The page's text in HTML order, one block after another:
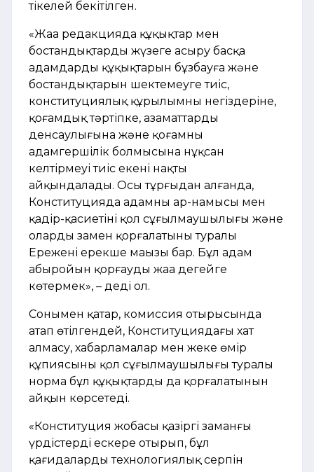
тікелей бекітілген.
«Жаңа редакцияда құқықтар мен
бостандықтарды жүзеге асыру басқа
адамдардың құқықтарын бұзбауға және
бостандықтарын шектемеуге тиіс,
конституциялық құрылымның негіздеріне,
қоғамдық тәртіпке, азаматтардың
денсаулығына және қоғамның
адамгершілік болмысына нұқсан
келтірмеуі тиіс екені нақты
айқындалады. Осы тұрғыдан алғанда,
Конституцияда адамның ар-намысы мен
қадір-қасиетінің қол сұғылмаушылығы және
олардың заңмен қорғалатыны туралы
Ереженің ерекше маңызы бар. Бұл адам
абыройын қорғауды жаңа деңгейге
көтермек», – деді ол.
Сонымен қатар, комиссия отырысында
атап өтілгендей, Конституциядағы хат
алмасу, хабарламалар мен жеке өмір
құпиясының қол сұғылмаушылығы туралы
норма бұл құқықтардың да қорғалатынын
айқын көрсетеді.
«Конституция жобасы қазіргі заманғы
үрдістерді ескере отырып, бұл
қағидалардың технологиялық серпін